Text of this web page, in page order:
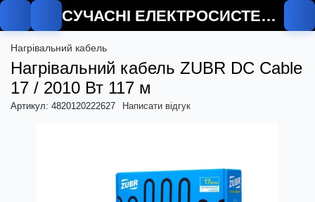
СУЧАСНІ ЕЛЕКТРОСИСТЕМИ
Нагрівальний кабель
Нагрівальний кабель ZUBR DC Cable
17 / 2010 Вт 117 м
Артикул: 4820120222627 Написати відгук